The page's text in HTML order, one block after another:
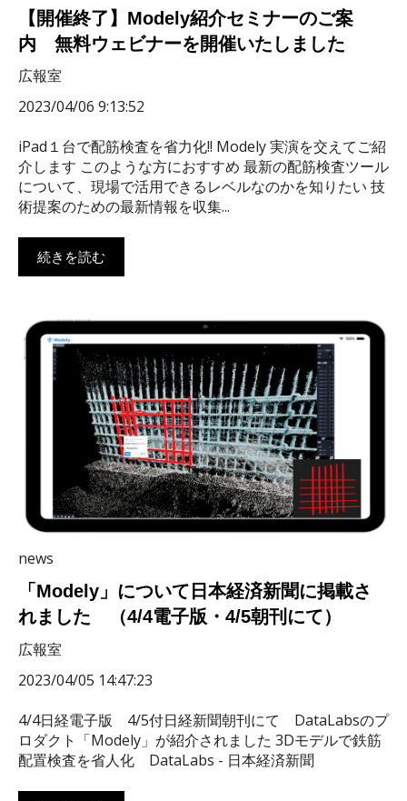
【開催終了】Modely紹介セミナーのご案
内 無料ウェビナーを開催いたしました
広報室
2023/04/06 9:13:52
iPad１台で配筋検査を省力化!! Modely 実演を交えてご紹
介します このような方におすすめ 最新の配筋検査ツール
について、現場で活用できるレベルなのかを知りたい 技
術提案のための最新情報を収集...
続きを読む
news
「Modely」について日本経済新聞に掲載さ
れました （4/4電子版・4/5朝刊にて）
広報室
2023/04/05 14:47:23
4/4日経電子版 4/5付日経新聞朝刊にて DataLabsのプ
ロダクト「Modely」が紹介されました 3Dモデルで鉄筋
配置検査を省人化 DataLabs - 日本経済新聞